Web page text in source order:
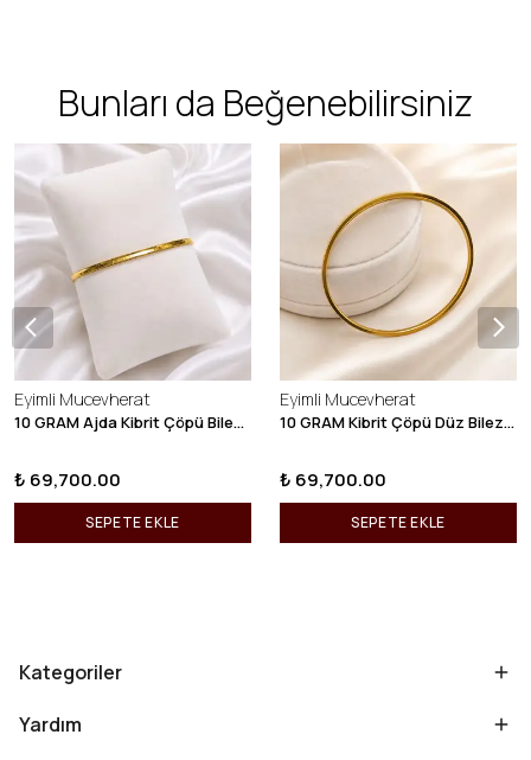
Bunları da Beğenebilirsiniz
Eyimli Mucevherat
10 GRAM Ajda Kibrit Çöpü Bilezik 22 Ayar 22BLZ003
₺ 69,700.00
SEPETE EKLE
Eyimli Mucevherat
10 GRAM Kibrit Çöpü Düz Bilezik 22 Ayar 22BLZ001
₺ 69,700.00
SEPETE EKLE
Kategoriler
Yardım